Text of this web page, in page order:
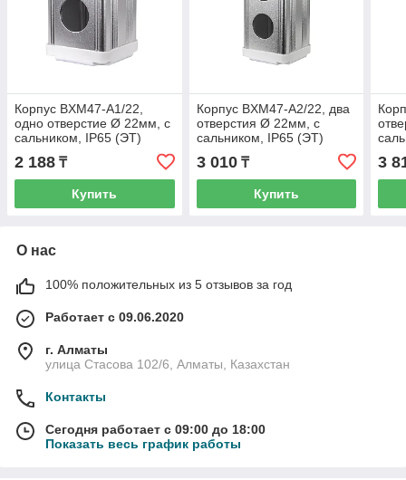
Корпус BXM47-A1/22,
одно отверстие Ø 22мм, с
сальником, IP65 (ЭТ)
2 188 ₸
Купить
Корпус BXM47-A2/22, два
отверстия Ø 22мм, с
сальником, IP65 (ЭТ)
3 010₸
Купить
3
О нас
100% положительных из 5 отзывов за год
Работает с 09.06.2020
г. Алматы
улица Стасова 102/6, Алматы, Казахстан
Контакты
Сегодня работает с 09:00 до 18:00
Показать весь график работы